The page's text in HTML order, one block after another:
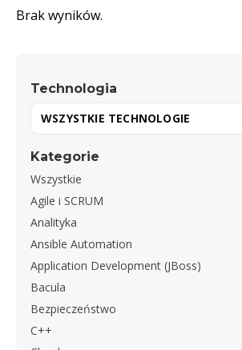
Brak wyników.
Technologia
Kategorie
Wszystkie
Agile i SCRUM
Analityka
Ansible Automation
Application Development (JBoss)
Bacula
Bezpieczeństwo
C++